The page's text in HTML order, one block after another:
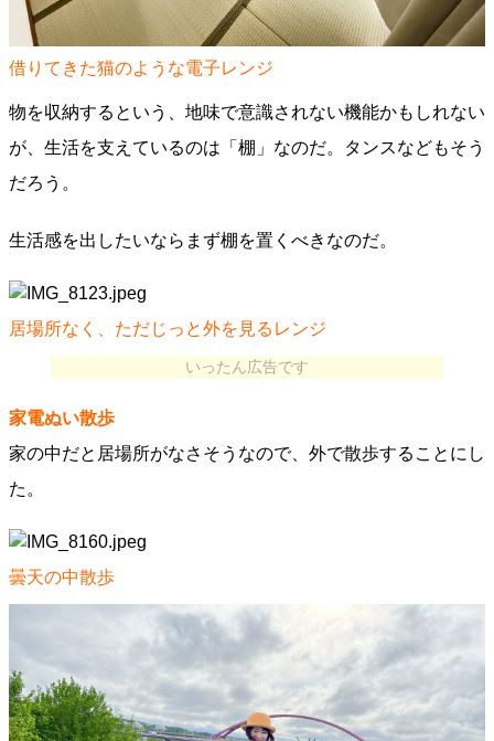
借りてきた猫のような電子レンジ
物を収納するという、地味で意識されない機能かもしれない
が、生活を支えているのは「棚」なのだ。タンスなどもそう
だろう。
生活感を出したいならまず棚を置くべきなのだ。
居場所なく、ただじっと外を見るレンジ
いったん広告です
家電ぬい散歩
家の中だと居場所がなさそうなので、外で散歩することにし
た。
曇天の中散歩